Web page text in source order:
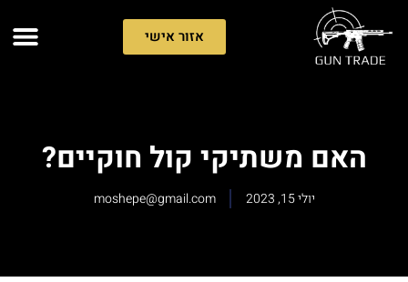
אזור אישי
האם משתיקי קול חוקיים?
יולי 15, 2023 moshepe@gmail.com